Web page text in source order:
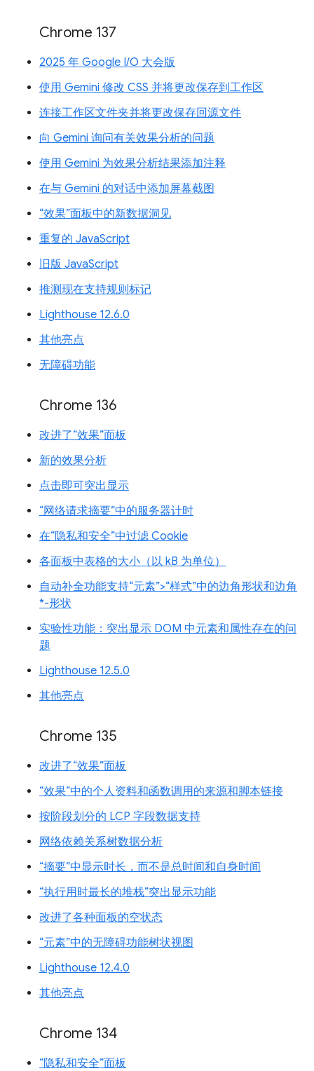
Chrome 137
2025 年 Google I/O 大会版
使用 Gemini 修改 CSS 并将更改保存到工作区
连接工作区文件夹并将更改保存回源文件
向 Gemini 询问有关效果分析的问题
使用 Gemini 为效果分析结果添加注释
在与 Gemini 的对话中添加屏幕截图
“效果”面板中的新数据洞见
重复的 JavaScript
旧版 JavaScript
推测现在支持规则标记
Lighthouse 12.6.0
其他亮点
无障碍功能
Chrome 136
改进了“效果”面板
新的效果分析
点击即可突出显示
“网络请求摘要”中的服务器计时
在“隐私和安全”中过滤 Cookie
各面板中表格的大小（以 kB 为单位）
自动补全功能支持“元素”>“样式”中的边角形状和边角
*-形状
实验性功能：突出显示 DOM 中元素和属性存在的问
题
Lighthouse 12.5.0
其他亮点
Chrome 135
改进了“效果”面板
“效果”中的个人资料和函数调用的来源和脚本链接
按阶段划分的 LCP 字段数据支持
网络依赖关系树数据分析
“摘要”中显示时长，而不是总时间和自身时间
“执行用时最长的堆栈”突出显示功能
改进了各种面板的空状态
“元素”中的无障碍功能树状视图
Lighthouse 12.4.0
其他亮点
Chrome 134
“隐私和安全”面板